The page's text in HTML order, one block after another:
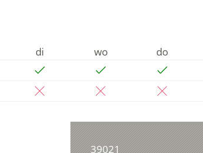
di wo do
39021